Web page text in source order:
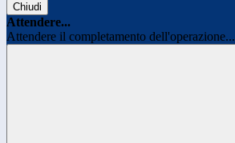
Chiudi
Attendere...
Attendere il completamento dell'operazione...